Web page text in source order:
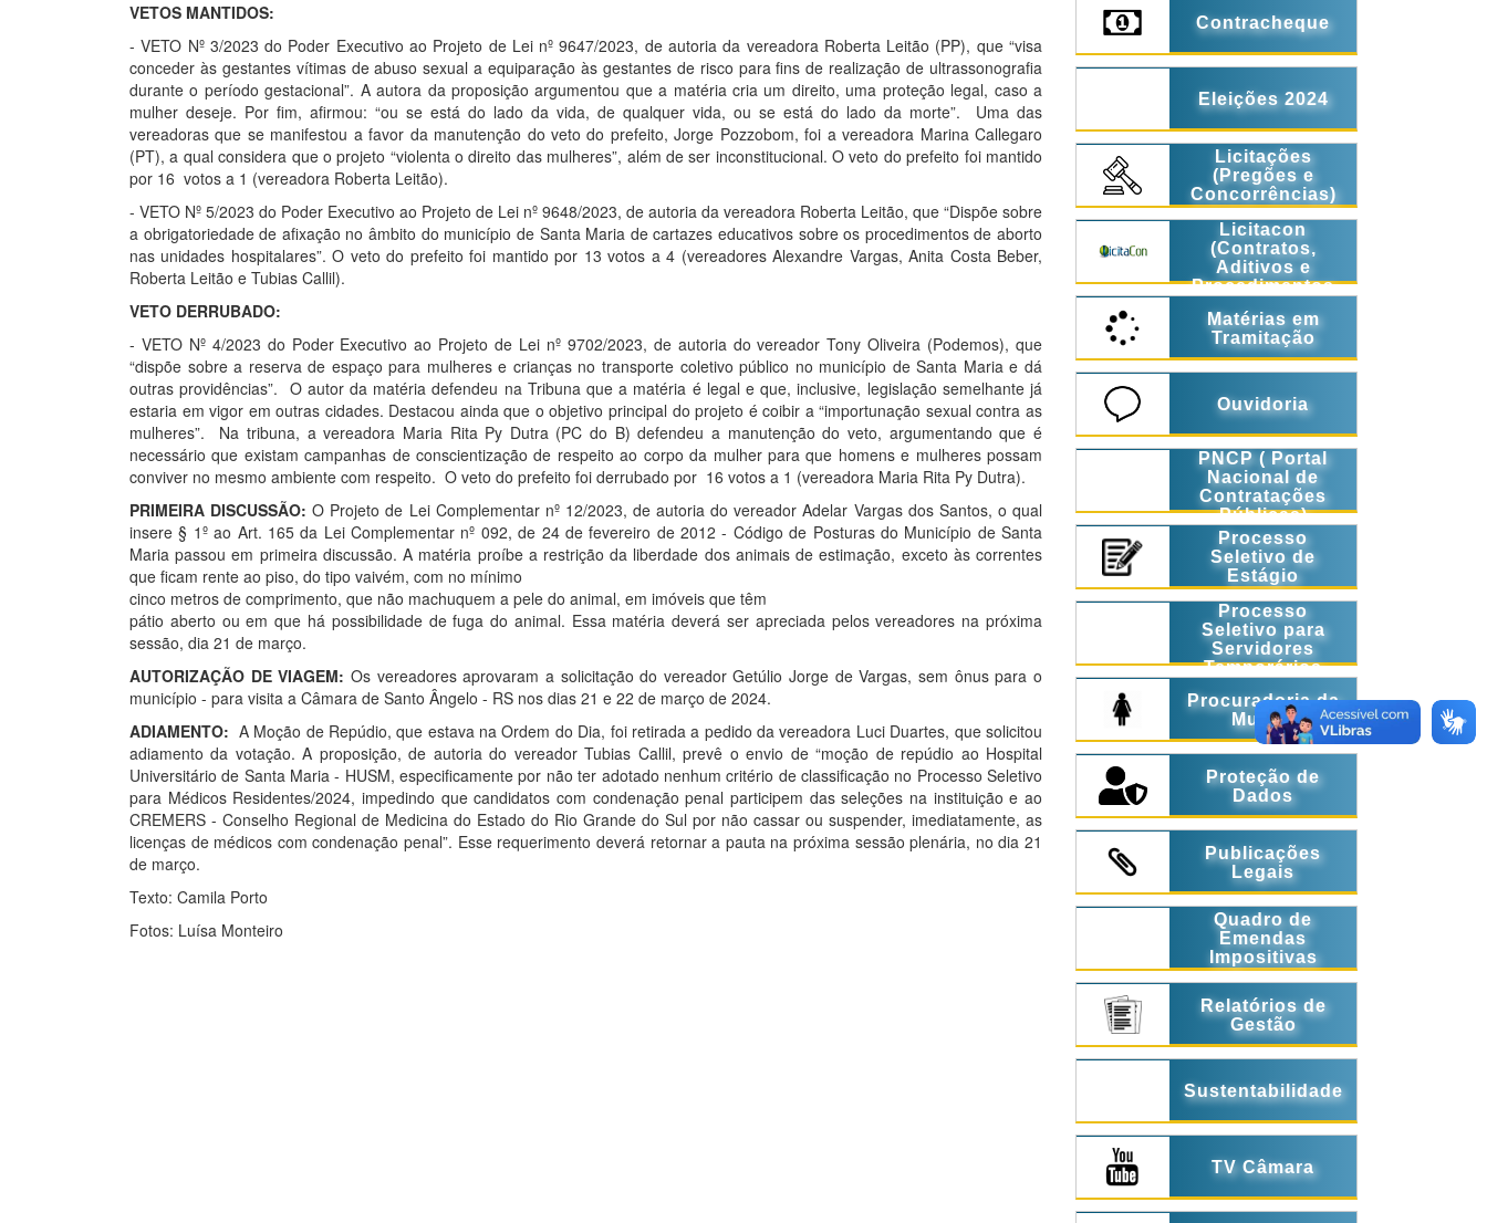
VETOS MANTIDOS:
- VETO Nº 3/2023 do Poder Executivo ao Projeto de Lei nº 9647/2023, de autoria da vereadora Roberta Leitão (PP), que “visa
conceder às gestantes vítimas de abuso sexual a equiparação às gestantes de risco para fins de realização de ultrassonografia
durante o período gestacional”. A autora da proposição argumentou que a matéria cria um direito, uma proteção legal, caso a
mulher deseje. Por fim, afirmou: “ou se está do lado da vida, de qualquer vida, ou se está do lado da morte”. Uma das
vereadoras que se manifestou a favor da manutenção do veto do prefeito, Jorge Pozzobom, foi a vereadora Marina Callegaro
(PT), a qual considera que o projeto “violenta o direito das mulheres”, além de ser inconstitucional. O veto do prefeito foi mantido
por 16 votos a 1 (vereadora Roberta Leitão).
- VETO Nº 5/2023 do Poder Executivo ao Projeto de Lei nº 9648/2023, de autoria da vereadora Roberta Leitão, que “Dispõe sobre
a obrigatoriedade de afixação no âmbito do município de Santa Maria de cartazes educativos sobre os procedimentos de aborto
nas unidades hospitalares”. O veto do prefeito foi mantido por 13 votos a 4 (vereadores Alexandre Vargas, Anita Costa Beber,
Roberta Leitão e Tubias Callil).
VETO DERRUBADO:
- VETO Nº 4/2023 do Poder Executivo ao Projeto de Lei nº 9702/2023, de autoria do vereador Tony Oliveira (Podemos), que
“dispõe sobre a reserva de espaço para mulheres e crianças no transporte coletivo público no município de Santa Maria e dá
outras providências”. O autor da matéria defendeu na Tribuna que a matéria é legal e que, inclusive, legislação semelhante já
estaria em vigor em outras cidades. Destacou ainda que o objetivo principal do projeto é coibir a “importunação sexual contra as
mulheres”. Na tribuna, a vereadora Maria Rita Py Dutra (PC do B) defendeu a manutenção do veto, argumentando que é
necessário que existam campanhas de conscientização de respeito ao corpo da mulher para que homens e mulheres possam
conviver no mesmo ambiente com respeito. O veto do prefeito foi derrubado por 16 votos a 1 (vereadora Maria Rita Py Dutra).
PRIMEIRA DISCUSSÃO: O Projeto de Lei Complementar nº 12/2023, de autoria do vereador Adelar Vargas dos Santos, o qual
insere § 1º ao Art. 165 da Lei Complementar nº 092, de 24 de fevereiro de 2012 - Código de Posturas do Município de Santa
Maria passou em primeira discussão. A matéria proíbe a restrição da liberdade dos animais de estimação, exceto às correntes
que ficam rente ao piso, do tipo vaivém, com no mínimo
cinco metros de comprimento, que não machuquem a pele do animal, em imóveis que têm
pátio aberto ou em que há possibilidade de fuga do animal. Essa matéria deverá ser apreciada pelos vereadores na próxima
sessão, dia 21 de março.
AUTORIZAÇÃO DE VIAGEM: Os vereadores aprovaram a solicitação do vereador Getúlio Jorge de Vargas, sem ônus para o
município - para visita a Câmara de Santo Ângelo - RS nos dias 21 e 22 de março de 2024.
ADIAMENTO: A Moção de Repúdio, que estava na Ordem do Dia, foi retirada a pedido da vereadora Luci Duartes, que solicitou
adiamento da votação. A proposição, de autoria do vereador Tubias Callil, prevê o envio de “moção de repúdio ao Hospital
Universitário de Santa Maria - HUSM, especificamente por não ter adotado nenhum critério de classificação no Processo Seletivo
para Médicos Residentes/2024, impedindo que candidatos com condenação penal participem das seleções na instituição e ao
CREMERS - Conselho Regional de Medicina do Estado do Rio Grande do Sul por não cassar ou suspender, imediatamente, as
licenças de médicos com condenação penal”. Esse requerimento deverá retornar a pauta na próxima sessão plenária, no dia 21
de março.
Texto: Camila Porto
Fotos: Luísa Monteiro
Contracheque
Eleições 2024
Licitações
(Pregões e
Concorrências)
Licitacon
(Contratos,
Aditivos e
Procedimentos
Matérias em
Tramitação
Ouvidoria
PNCP ( Portal
Nacional de
Contratações
Públicas)
Processo
Seletivo de
Estágio
Processo
Seletivo para
Servidores
Temporários
Procuradoria da
Mulher
Proteção de
Dados
Publicações
Legais
Quadro de
Emendas
Impositivas
Relatórios de
Gestão
Sustentabilidade
TV Câmara